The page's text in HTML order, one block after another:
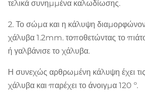
τελικά συνημμένα καλωδίωσης.
2. Το σώμα και η κάλυψη
χάλυβα 1.2mm. τοποθετώντας το
ή γαλβάνισε το χάλυβα.
Η συνεχώς αρθρωμένη κάλυψη έχει
χάλυβα και παρέχει το άνοιγμα 120 º.